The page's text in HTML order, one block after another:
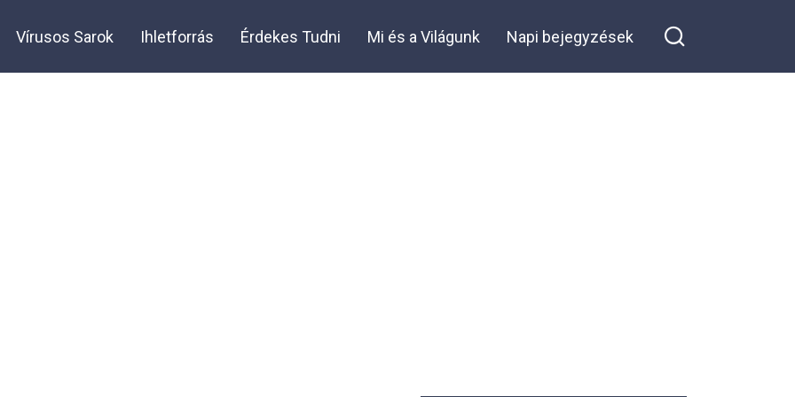
Vírusos Sarok Ihletforrás Érdekes Tudni Mi és a Világunk Napi bejegyzések
bizonyítják!